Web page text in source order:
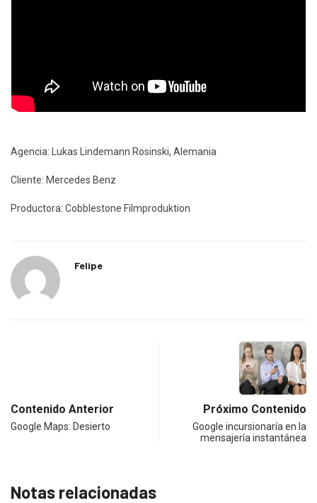
Agencia: Lukas Lindemann Rosinski, Alemania
Cliente: Mercedes Benz
Productora: Cobblestone Filmproduktion
Felipe
Contenido Anterior
Google Maps: Desierto
Próximo Contenido
Google incursionaría en la
mensajería instantánea
Notas relacionadas